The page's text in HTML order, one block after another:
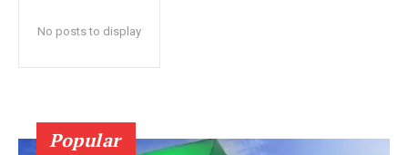
No posts to display
Popular